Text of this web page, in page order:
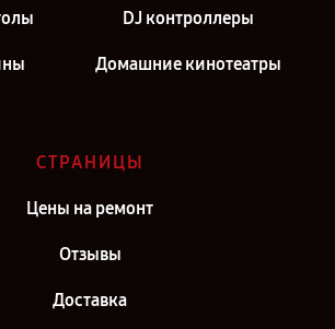
DJ контроллеры
Домашние кинотеатры
СТРАНИЦЫ
Цены на ремонт
Отзывы
Доставка